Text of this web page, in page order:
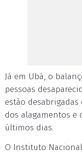
Já em Ubá, o
pessoas
estão desabrigadas
dos alagamentos e
últimos dias.
O Instituto